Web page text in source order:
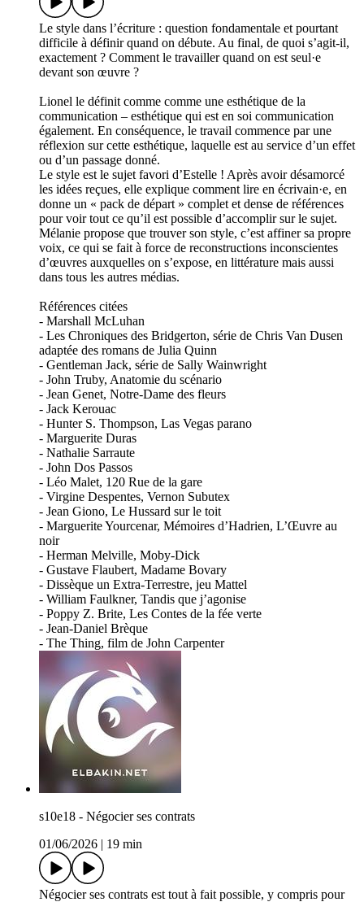
Le style dans l’écriture : question fondamentale et pourtant
difficile à définir quand on débute. Au final, de quoi s’agit-il,
exactement ? Comment le travailler quand on est seul·e
devant son œuvre ?
Lionel le définit comme comme une esthétique de la
communication – esthétique qui est en soi communication
également. En conséquence, le travail commence par une
réflexion sur cette esthétique, laquelle est au service d’un effet
ou d’un passage donné.
Le style est le sujet favori d’Estelle ! Après avoir désamorcé
les idées reçues, elle explique comment lire en écrivain·e, en
donne un « pack de départ » complet et dense de références
pour voir tout ce qu’il est possible d’accomplir sur le sujet.
Mélanie propose que trouver son style, c’est affiner sa propre
voix, ce qui se fait à force de reconstructions inconscientes
d’œuvres auxquelles on s’expose, en littérature mais aussi
dans tous les autres médias.
Références citées
- Marshall McLuhan
- Les Chroniques des Bridgerton, série de Chris Van Dusen
adaptée des romans de Julia Quinn
- Gentleman Jack, série de Sally Wainwright
- John Truby, Anatomie du scénario
- Jean Genet, Notre-Dame des fleurs
- Jack Kerouac
- Hunter S. Thompson, Las Vegas parano
- Marguerite Duras
- Nathalie Sarraute
- John Dos Passos
- Léo Malet, 120 Rue de la gare
- Virgine Despentes, Vernon Subutex
- Jean Giono, Le Hussard sur le toit
- Marguerite Yourcenar, Mémoires d’Hadrien, L’Œuvre au
noir
- Herman Melville, Moby-Dick
- Gustave Flaubert, Madame Bovary
- Dissèque un Extra-Terrestre, jeu Mattel
- William Faulkner, Tandis que j’agonise
- Poppy Z. Brite, Les Contes de la fée verte
- Jean-Daniel Brèque
- The Thing, film de John Carpenter
s10e18 - Négocier ses contrats
01/06/2026
19 min
Négocier ses contrats est tout à fait possible, y compris pour